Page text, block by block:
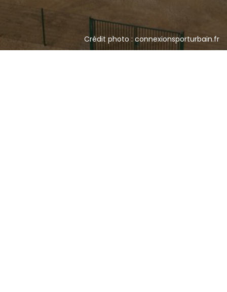
Crédit photo : connexionsporturbain.fr